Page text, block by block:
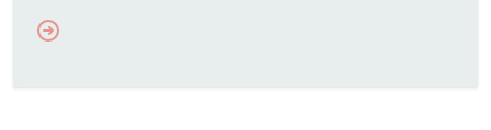
crea nuevos…